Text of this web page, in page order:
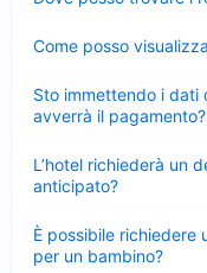
chiuso
Come posso
chiuso
Sto immettendo i dati
avverrà il pagamento?
chiuso
L’hotel richiederà un
anticipato?
chiuso
È possibile richiedere
per un bambino?
Elemento
chiuso